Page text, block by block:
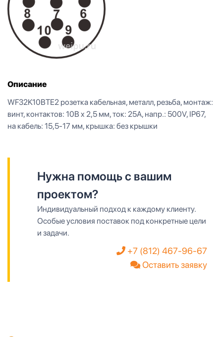
Описание
WF32K10BTE2 розетка кабельная, металл, резьба, монтаж:
винт, контактов: 10B x 2,5 мм, ток: 25А, напр.: 500V, IP67,
на кабель: 15,5-17 мм, крышка: без крышки
Нужна помощь с вашим
проектом?
Индивидуальный подход к каждому клиенту.
Особые условия поставок под конкретные цели
и задачи.
+7 (812) 467-96-67
Оставить заявку